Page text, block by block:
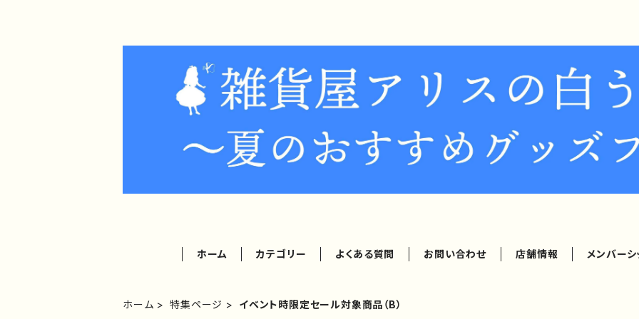
ホーム カテゴリー よくある質問 お問い合わせ 店舗情報 メンバーシ
ホーム 特集ページ イベント時限定セール対象商品（B）